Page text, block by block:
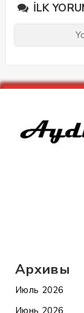
İLK
Архивы
Июль 2026